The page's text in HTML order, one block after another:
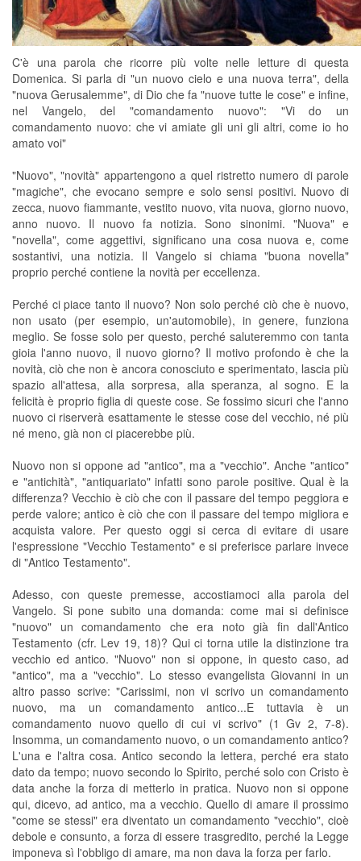
C'è una parola che ricorre più volte nelle letture di questa
Domenica. Si parla di "un nuovo cielo e una nuova terra", della
"nuova Gerusalemme", di Dio che fa "nuove tutte le cose" e infine,
nel Vangelo, del "comandamento nuovo": "Vi do un
comandamento nuovo: che vi amiate gli uni gli altri, come io ho
amato voi"
"Nuovo", "novità" appartengono a quel ristretto numero di parole
"magiche", che evocano sempre e solo sensi positivi. Nuovo di
zecca, nuovo fiammante, vestito nuovo, vita nuova, giorno nuovo,
anno nuovo. Il nuovo fa notizia. Sono sinonimi. "Nuova" e
"novella", come aggettivi, significano una cosa nuova e, come
sostantivi, una notizia. Il Vangelo si chiama "buona novella"
proprio perché contiene la novità per eccellenza.
Perché ci piace tanto il nuovo? Non solo perché ciò che è nuovo,
non usato (per esempio, un'automobile), in genere, funziona
meglio. Se fosse solo per questo, perché saluteremmo con tanta
gioia l'anno nuovo, il nuovo giorno? Il motivo profondo è che la
novità, ciò che non è ancora conosciuto e sperimentato, lascia più
spazio all'attesa, alla sorpresa, alla speranza, al sogno. E la
felicità è proprio figlia di queste cose. Se fossimo sicuri che l'anno
nuovo ci riserverà esattamente le stesse cose del vecchio, né più
né meno, già non ci piacerebbe più.
Nuovo non si oppone ad "antico", ma a "vecchio". Anche "antico"
e "antichità", "antiquariato" infatti sono parole positive. Qual è la
differenza? Vecchio è ciò che con il passare del tempo peggiora e
perde valore; antico è ciò che con il passare del tempo migliora e
acquista valore. Per questo oggi si cerca di evitare di usare
l'espressione "Vecchio Testamento" e si preferisce parlare invece
di "Antico Testamento".
Adesso, con queste premesse, accostiamoci alla parola del
Vangelo. Si pone subito una domanda: come mai si definisce
"nuovo" un comandamento che era noto già fin dall'Antico
Testamento (cfr. Lev 19, 18)? Qui ci torna utile la distinzione tra
vecchio ed antico. "Nuovo" non si oppone, in questo caso, ad
"antico", ma a "vecchio". Lo stesso evangelista Giovanni in un
altro passo scrive: "Carissimi, non vi scrivo un comandamento
nuovo, ma un comandamento antico...E tuttavia è un
comandamento nuovo quello di cui vi scrivo" (1 Gv 2, 7-8).
Insomma, un comandamento nuovo, o un comandamento antico?
L'una e l'altra cosa. Antico secondo la lettera, perché era stato
dato da tempo; nuovo secondo lo Spirito, perché solo con Cristo è
data anche la forza di metterlo in pratica. Nuovo non si oppone
qui, dicevo, ad antico, ma a vecchio. Quello di amare il prossimo
"come se stessi" era diventato un comandamento "vecchio", cioè
debole e consunto, a forza di essere trasgredito, perché la Legge
imponeva sì l'obbligo di amare, ma non dava la forza per farlo.